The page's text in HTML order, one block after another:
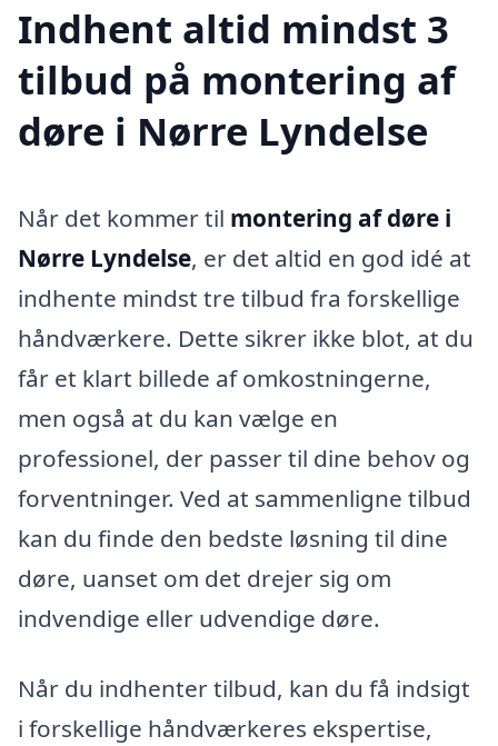
Indhent altid mindst 3
tilbud på montering af
døre i Nørre Lyndelse
Når det kommer til montering af døre i
Nørre Lyndelse, er det altid en god idé at
indhente mindst tre tilbud fra forskellige
håndværkere. Dette sikrer ikke blot, at du
får et klart billede af omkostningerne,
men også at du kan vælge en
professionel, der passer til dine behov og
forventninger. Ved at sammenligne tilbud
kan du finde den bedste løsning til dine
døre, uanset om det drejer sig om
indvendige eller udvendige døre.
Når du indhenter tilbud, kan du få indsigt
i forskellige håndværkeres ekspertise,